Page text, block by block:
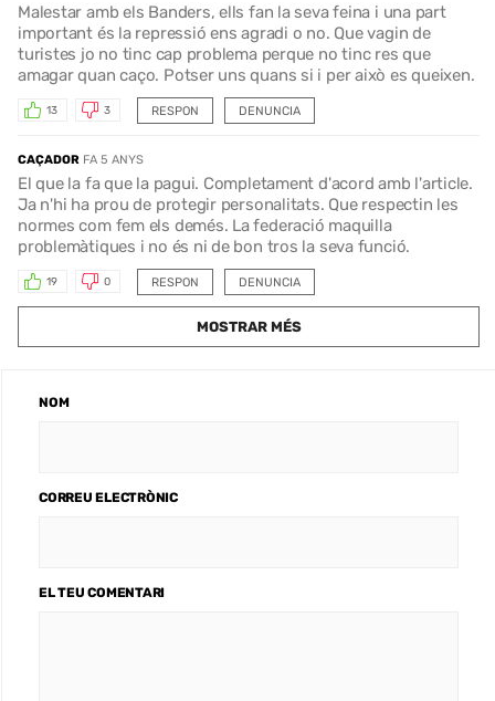
Malestar amb els Banders, ells fan la seva feina i una part
important és la repressió ens agradi o no. Que vagin de
turistes jo no tinc cap problema perque no tinc res que
amagar quan caço. Potser uns quans si i per això es queixen.
RESPON
13 3 DENUNCIA
CAÇADOR FA 5 ANYS
El que la fa que la pagui. Completament d'acord amb l'article.
Ja n'hi ha prou de protegir personalitats. Que respectin les
normes com fem els demés. La federació maquilla
problemàtiques i no és ni de bon tros la seva funció.
RESPON
19 0 DENUNCIA
MOSTRAR MÉS
NOM
CORREU ELECTRÒNIC
EL TEU COMENTARI